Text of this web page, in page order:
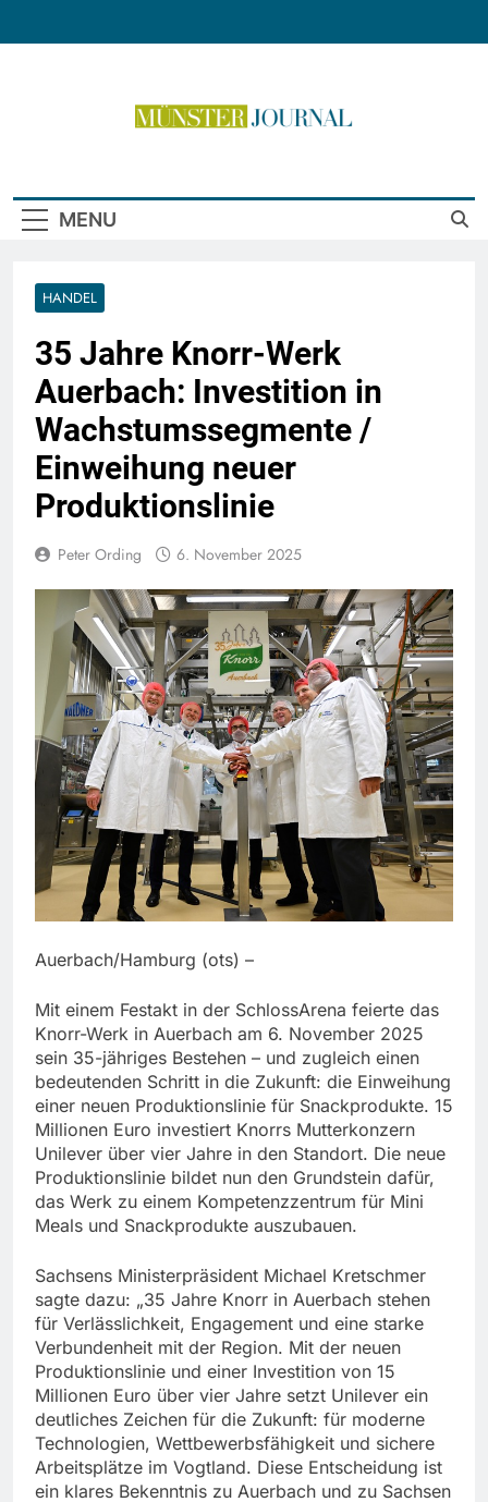
MENU
HANDEL
35 Jahre Knorr-Werk
Auerbach: Investition in
Wachstumssegmente /
Einweihung neuer
Produktionslinie
Peter Ording 6. November 2025
Auerbach/Hamburg (ots) –
Mit einem Festakt in der SchlossArena feierte das
Knorr-Werk in Auerbach am 6. November 2025
sein 35-jähriges Bestehen – und zugleich einen
bedeutenden Schritt in die Zukunft: die Einweihung
einer neuen Produktionslinie für Snackprodukte. 15
Millionen Euro investiert Knorrs Mutterkonzern
Unilever über vier Jahre in den Standort. Die neue
Produktionslinie bildet nun den Grundstein dafür,
das Werk zu einem Kompetenzzentrum für Mini
Meals und Snackprodukte auszubauen.
Sachsens Ministerpräsident Michael Kretschmer
sagte dazu: „35 Jahre Knorr in Auerbach stehen
für Verlässlichkeit, Engagement und eine starke
Verbundenheit mit der Region. Mit der neuen
Produktionslinie und einer Investition von 15
Millionen Euro über vier Jahre setzt Unilever ein
deutliches Zeichen für die Zukunft: für moderne
Technologien, Wettbewerbsfähigkeit und sichere
Arbeitsplätze im Vogtland. Diese Entscheidung ist
ein klares Bekenntnis zu Auerbach und zu Sachsen